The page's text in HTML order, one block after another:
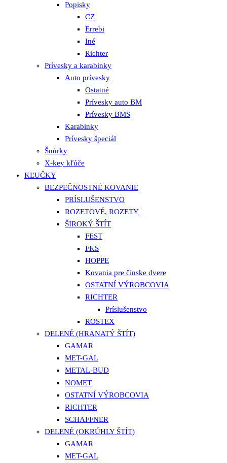
Popisky
CZ
Errebi
Iné
Richter
Prívesky a karabinky
Auto prívesky
Ostatné
Prívesky auto BM
Prívesky BMS
Karabinky
Prívesky špeciál
Šnúrky
X-key kľúče
KĽUČKY
BEZPEČNOSTNÉ KOVANIE
PRÍSLUŠENSTVO
ROZETOVÉ, ROZETY
ŠIROKÝ ŠTÍT
FEST
FKS
HOPPE
Kovania pre činske dvere
OSTATNÍ VÝROBCOVIA
RICHTER
Príslušenstvo
ROSTEX
DELENÉ (HRANATÝ ŠTÍT)
GAMAR
MET-GAL
METAL-BUD
NOMET
OSTATNÍ VÝROBCOVIA
RICHTER
SCHAFFNER
DELENÉ (OKRÚHLY ŠTÍT)
GAMAR
MET-GAL